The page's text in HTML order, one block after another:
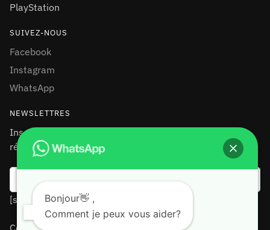
PlayStation
SUIVEZ-NOUS
Facebook
Instagram
WhatsApp
NEWSLETTRES
Inscrivez-vous à notre newsletter et recevez 10% de
réduction sur votre première commande !
[submit"Send"]
Copyright © SUDCOM
Bonjour👋 ,
Comment je peux vous aider?